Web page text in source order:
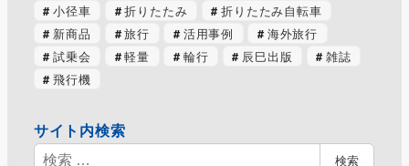
小径車
折りたたみ
折りたたみ自転車
新商品
旅行 活用事例
海外旅行
試乗会
軽量 輪行 辰巳出版
雑誌
飛行機
サイト内検索
検 検索